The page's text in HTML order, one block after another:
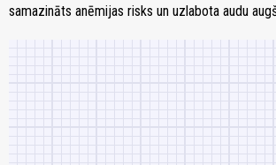
samazināts anēmijas risks un uzlabota audu